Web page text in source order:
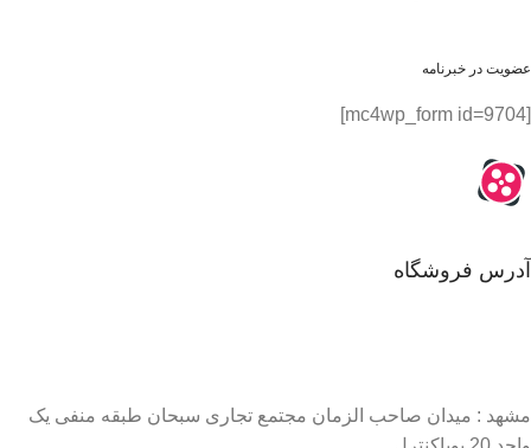
عضویت در خبرنامه
[mc4wp_form id=9704]
آدرس فروشگاه
مشهد : میدان صاحب الزمان مجتمع تجاری سبحان طبقه منفی یک